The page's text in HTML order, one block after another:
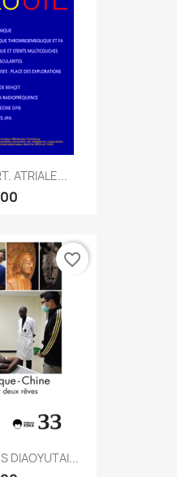
ATRIALE...
DIAOYUTAI...
favorite_border